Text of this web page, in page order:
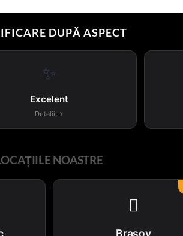
DUPĂ ASPECT
✨
Excelent
Detalii →
NOASTRE

Brașov